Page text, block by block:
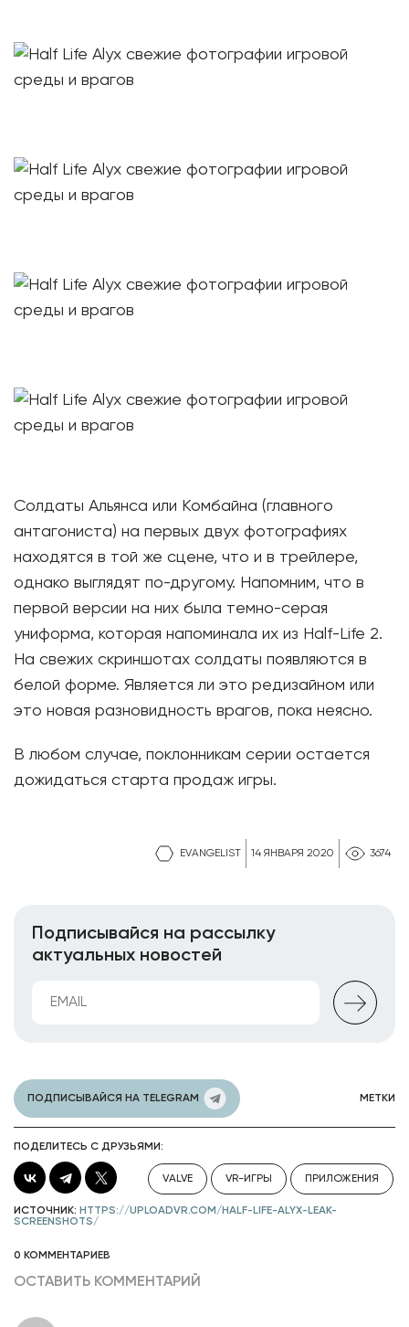
EVANGELIST 14 ЯНВАРЯ 2020 3674
Солдаты Альянса или Комбайна (главного
антагониста) на первых двух фотографиях
находятся в той же сцене, что и в трейлере,
однако выглядят по-другому. Напомним, что в
первой версии на них была темно-серая
униформа, которая напоминала их из Half-Life 2.
На свежих скриншотах солдаты появляются в
белой форме. Является ли это редизайном или
это новая разновидность врагов, пока неясно.
В любом случае, поклонникам серии остается
дожидаться старта продаж игры.
Подписывайся на рассылку
актуальных новостей
ПОДПИСЫВАЙСЯ НА TELEGRAM МЕТКИ
ПОДЕЛИТЕСЬ С ДРУЗЬЯМИ:
VALVE VR-ИГРЫ ПРИЛОЖЕНИЯ
ИСТОЧНИК: HTTPS://UPLOADVR.COM/HALF-LIFE-ALYX-LEAK-
SCREENSHOTS/
0 КОММЕНТАРИЕВ
ОСТАВИТЬ КОММЕНТАРИЙ